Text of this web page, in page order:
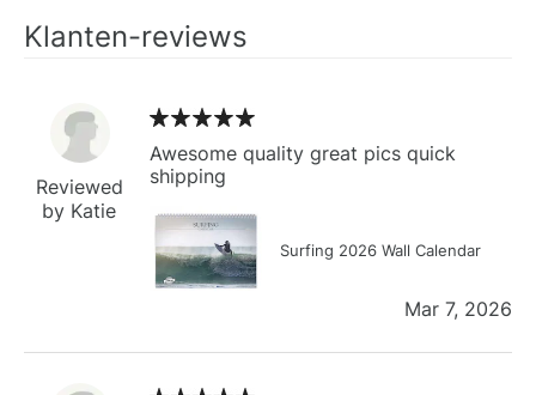
Klanten-reviews
Reviewed
by Katie
Awesome quality great pics quick
shipping
Surfing 2026 Wall Calendar
Mar 7, 2026